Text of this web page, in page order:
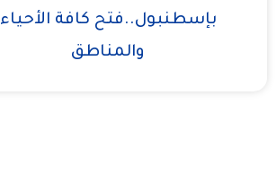
بإسطنبول..فتح كافة الأحياء
والمناطق